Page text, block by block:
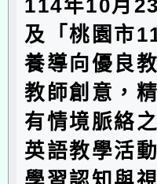
114年10月
及「桃園市
養導向優良
教師創意，
有情境脈絡
英語教學活